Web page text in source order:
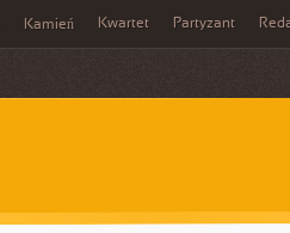
Kamień Kwartet Partyzant